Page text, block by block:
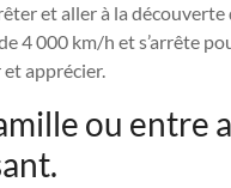
et aller à la
4 000 km/h et s’arrête
apprécier.
ou entre